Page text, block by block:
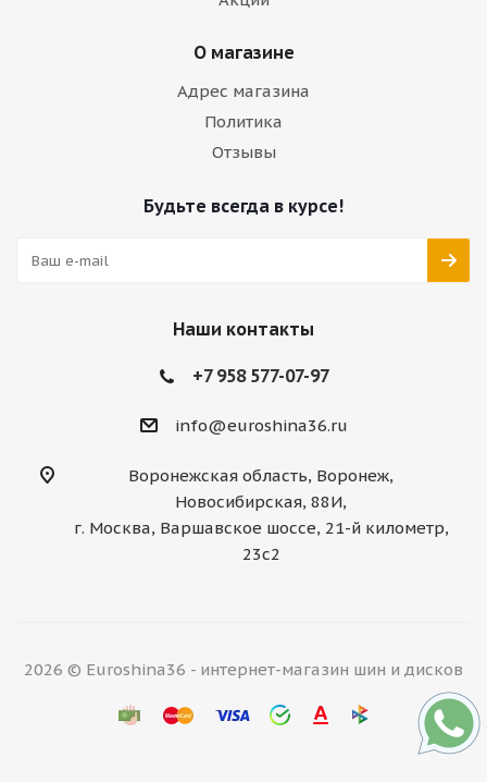
О магазине
Адрес магазина
Политика
Отзывы
Будьте всегда в курсе!
Наши контакты
+7 958 577-07-97
info@euroshina36.ru
Воронежская область, Воронеж,
Новосибирская, 88И,
г. Москва, Варшавское шоссе, 21-й километр,
23с2
2026 © Euroshina36 - интернет-магазин шин и дисков